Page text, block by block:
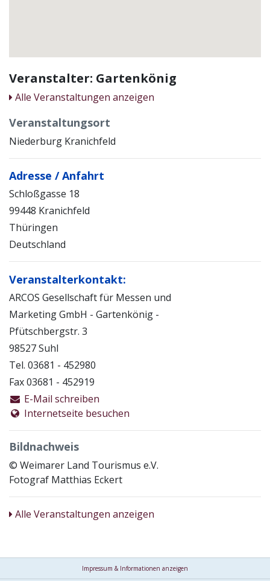
Veranstalter: Gartenkönig
Alle Veranstaltungen anzeigen
Veranstaltungsort
Niederburg Kranichfeld
Adresse / Anfahrt
Schloßgasse 18
99448 Kranichfeld
Thüringen
Deutschland
Veranstalterkontakt:
ARCOS Gesellschaft für Messen und
Marketing GmbH - Gartenkönig -
Pfütschbergstr. 3
98527 Suhl
Tel. 03681 - 452980
Fax 03681 - 452919
E-Mail schreiben
Internetseite besuchen
Bildnachweis
© Weimarer Land Tourismus e.V.
Fotograf Matthias Eckert
Alle Veranstaltungen anzeigen
Impressum & Informationen anzeigen